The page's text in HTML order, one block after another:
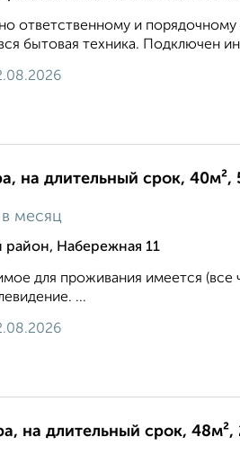
ответственному и порядочному
бытовая техника. Подключен
на длительный срок, 40м²,
в месяц
район, Набережная 11
для проживания имеется
...
на длительный срок,